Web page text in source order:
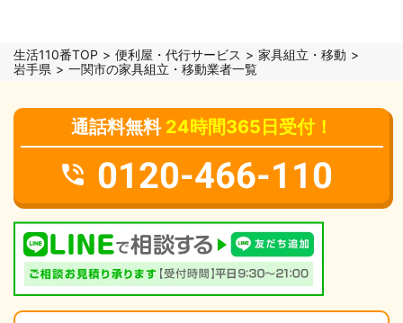
生活110番TOP 便利屋・代行サービス
家具組立・移動
岩手県
一関市の家具組立・移動業者一覧
通話料無料 24時間365日受付！
0120-466-110